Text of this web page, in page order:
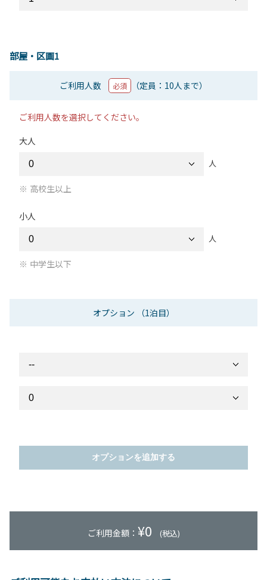
部屋・区画1
ご利用人数 必須 （定員：10人まで）
ご利用人数を選択してください。
大人
人
高校生以上
小人
人
中学生以下
オプション （1泊目）
オプションを追加する
ご利用金額： ¥0 (税込)